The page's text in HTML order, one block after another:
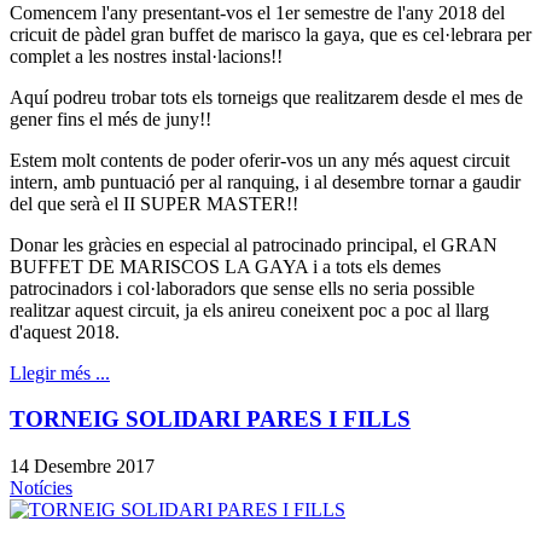
Comencem l'any presentant-vos el 1er semestre de l'any 2018 del
cricuit de pàdel gran buffet de marisco la gaya, que es cel·lebrara per
complet a les nostres instal·lacions!!
Aquí podreu trobar tots els torneigs que realitzarem desde el mes de
gener fins el més de juny!!
Estem molt contents de poder oferir-vos un any més aquest circuit
intern, amb puntuació per al ranquing, i al desembre tornar a gaudir
del que serà el II SUPER MASTER!!
Donar les gràcies en especial al patrocinado principal, el GRAN
BUFFET DE MARISCOS LA GAYA i a tots els demes
patrocinadors i col·laboradors que sense ells no seria possible
realitzar aquest circuit, ja els anireu coneixent poc a poc al llarg
d'aquest 2018.
Llegir més ...
TORNEIG SOLIDARI PARES I FILLS
14 Desembre 2017
Notícies